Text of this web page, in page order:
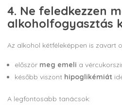
4. Ne feledkezzen
alkoholfogyasztás
Az alkohol kétféleképpen is zavart
először meg emeli a
később viszont hipoglikémiát
A legfontosabb tanácsok: